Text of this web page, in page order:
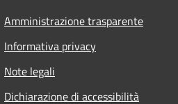
Amministrazione trasparente
Informativa privacy
Note legali
Dichiarazione di accessibilità